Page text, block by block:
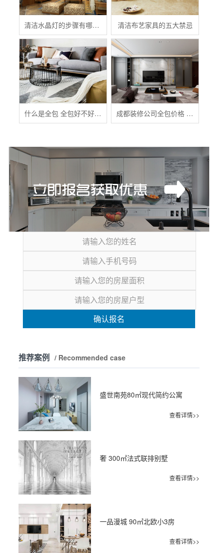
清洁水晶灯的步骤有哪些？ 清洁布艺家具的五大禁忌
什么是全包 全包好不好 全包装修注意事项有哪些 成都装修公司全包价格 成都全包装修多少钱一平
确认报名
推荐案例 / Recommended case
盛世南苑80㎡现代简约公寓
查看详情>>
奢 300㎡法式联排别墅
查看详情>>
一品漫城 90㎡北欧小3房
查看详情>>